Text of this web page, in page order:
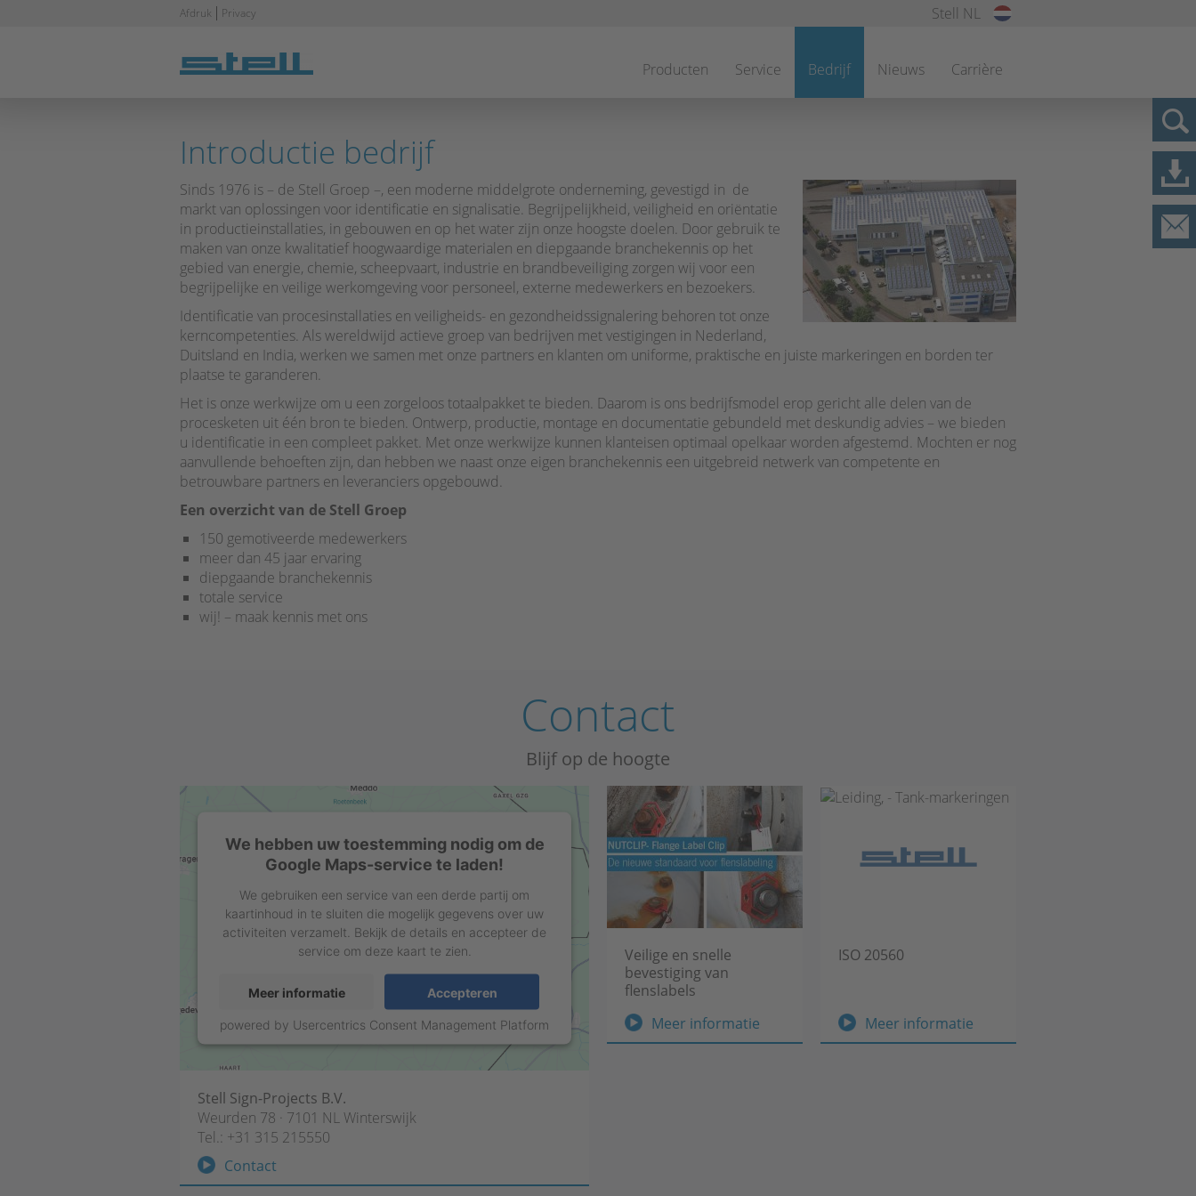
Producten Service Bedrijf Nieuws
Carrière
Stell NL
Navigatie
Afdruk Privacy
Introductie bedrijf
Sinds 1976 is – de Stell Groep –, een moderne middelgrote onderneming, gevestigd in de
markt van oplossingen voor identificatie en signalisatie. Begrijpelijkheid, veiligheid en oriëntatie
in productieinstallaties, in gebouwen en op het water zijn onze hoogste doelen. Door gebruik te
maken van onze kwalitatief hoogwaardige materialen en diepgaande branchekennis op het
gebied van energie, chemie, scheepvaart, industrie en brandbeveiliging zorgen wij voor een
begrijpelijke en veilige werkomgeving voor personeel, externe medewerkers en bezoekers.
Identificatie van procesinstallaties en veiligheids- en gezondheidssignalering behoren tot onze
kerncompetenties. Als wereldwijd actieve groep van bedrijven met vestigingen in Nederland,
Duitsland en India, werken we samen met onze partners en klanten om uniforme, praktische en juiste markeringen en borden ter
plaatse te garanderen.
Het is onze werkwijze om u een zorgeloos totaalpakket te bieden. Daarom is ons bedrijfsmodel erop gericht alle delen van de
procesketen uit één bron te bieden. Ontwerp, productie, montage en documentatie gebundeld met deskundig advies – we bieden
u identificatie in een compleet pakket. Met onze werkwijze kunnen klanteisen optimaal opelkaar worden afgestemd. Mochten er nog
aanvullende behoeften zijn, dan hebben we naast onze eigen branchekennis een uitgebreid netwerk van competente en
betrouwbare partners en leveranciers opgebouwd.
Een overzicht van de Stell Groep
150 gemotiveerde medewerkers
meer dan 45 jaar ervaring
diepgaande branchekennis
totale service
wij! – maak kennis met ons
Contact
Blijf op de hoogte
We hebben uw toestemming nodig om de
Google Maps-service te laden!
We gebruiken een service van een derde partij om
kaartinhoud in te sluiten die mogelijk gegevens over uw
activiteiten verzamelt. Bekijk de details en accepteer de
service om deze kaart te zien.
Meer informatie Accepteren
powered by Usercentrics Consent Management Platform
Stell Sign-Projects B.V.
Weurden 78 · 7101 NL Winterswijk
Tel.: +31 315 215550
Contact
Veilige en snelle
bevestiging van
flenslabels
Meer informatie
en
ISO 20560
Meer informatie
20560